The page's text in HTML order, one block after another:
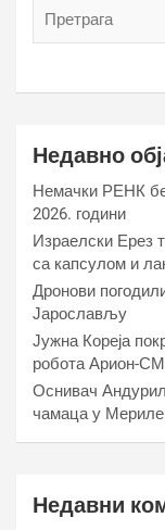
Недавно
Немачки РЕНК
2026. години
Израелски Ерез
са капсулом и
Дронови
Јарослављу
Јужна Кореја
робота Арион-
Оснивач
чамаца у
Недавни